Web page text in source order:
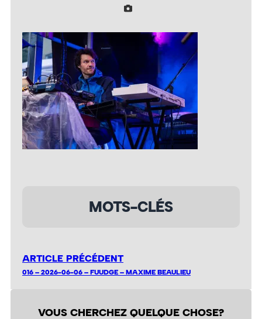
MOTS-CLÉS
ARTICLE PRÉCÉDENT
016 – 2026-06-06 – FUUDGE – MAXIME BEAULIEU
VOUS CHERCHEZ QUELQUE CHOSE?